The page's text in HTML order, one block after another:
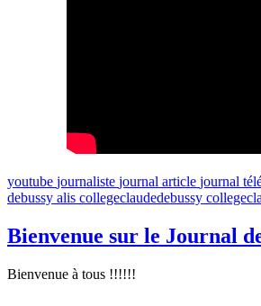
youtube journaliste journal article journal
debussy alis collegeclaudedebussy
Bienvenue sur le Journal
Bienvenue à tous !!!!!!